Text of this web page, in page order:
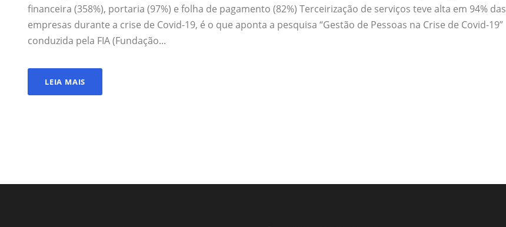
financeira (358%), portaria (97%) e folha de pagamento (82%) Terceirização de serviços teve alta em 94% das
empresas durante a crise de Covid-19, é o que aponta a pesquisa “Gestão de Pessoas na Crise de Covid-19”
conduzida pela FIA (Fundação...
LEIA MAIS